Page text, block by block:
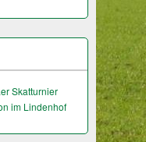
Skatturnier
im Lindenhof